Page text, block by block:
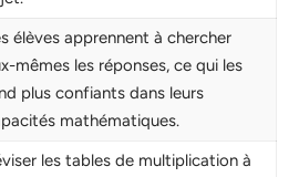
élèves apprennent à chercher
mêmes les réponses, ce qui les
plus confiants dans leurs
mathématiques.
les tables de multiplication à